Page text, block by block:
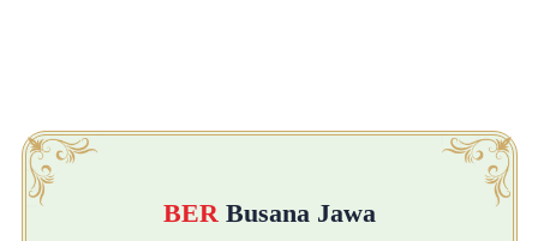
BER Busana Jawa